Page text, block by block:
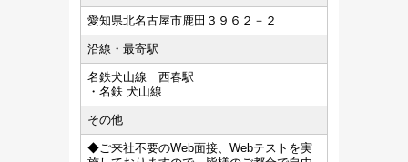
愛知県北名古屋市鹿田３９６２－２
沿線・最寄駅
名鉄犬山線 西春駅
・名鉄 犬山線
その他
◆ご来社不要のWeb面接、Webテストを実